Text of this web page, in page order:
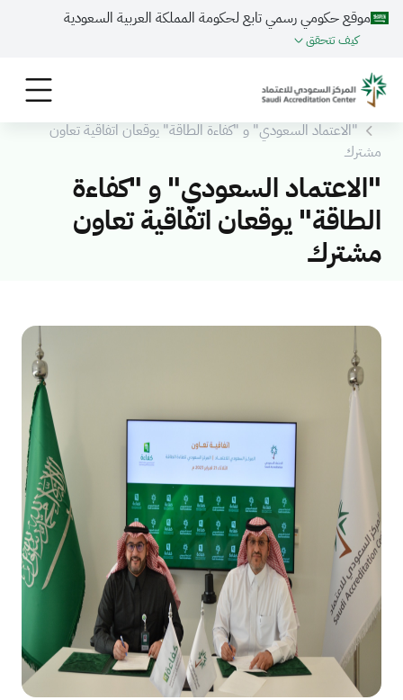
موقع حكومي رسمي تابع لحكومة المملكة العربية السعودية
كيف تتحقق
الرئيسية المركز الاعلامي
"الاعتماد السعودي" و "كفاءة الطاقة" يوقعان اتفاقية تعاون
مشترك
"الاعتماد السعودي" و "كفاءة
الطاقة" يوقعان اتفاقية تعاون
مشترك